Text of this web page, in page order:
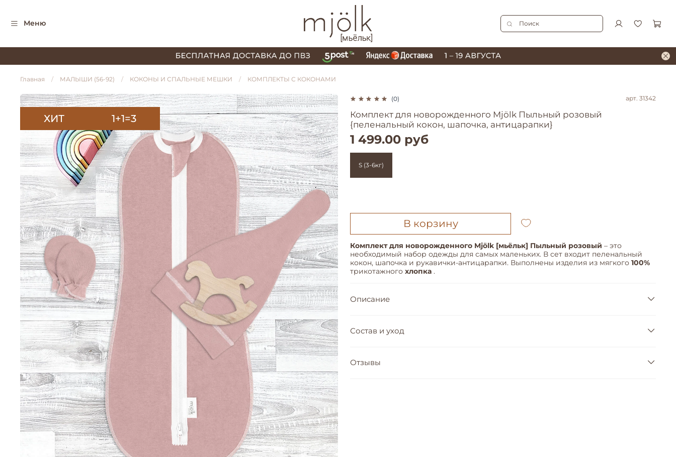
Меню
Главная МАЛЫШИ (56-92) КОКОНЫ И СПАЛЬНЫЕ МЕШКИ КОМПЛЕКТЫ С КОКОНАМИ
ХИТ 1+1=3
(0) арт. 31342
Комплект для новорожденного Mjölk Пыльный розовый
{пеленальный кокон, шапочка, антицарапки}
1 499.00 руб
В корзину
S (3-6кг)
Комплект для новорожденного Mjölk [мьёльк] Пыльный розовый – это
необходимый набор одежды для самых маленьких. В сет входит пеленальный
кокон, шапочка и рукавички-антицарапки. Выполнены изделия из мягкого 100%
трикотажного хлопка .
Описание
Состав и уход
Отзывы